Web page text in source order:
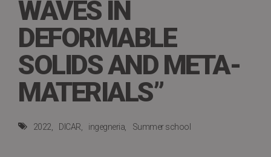
WAVES IN
DEFORMABLE
SOLIDS AND META-
MATERIALS”
2022 DICAR ingegneria Summer school